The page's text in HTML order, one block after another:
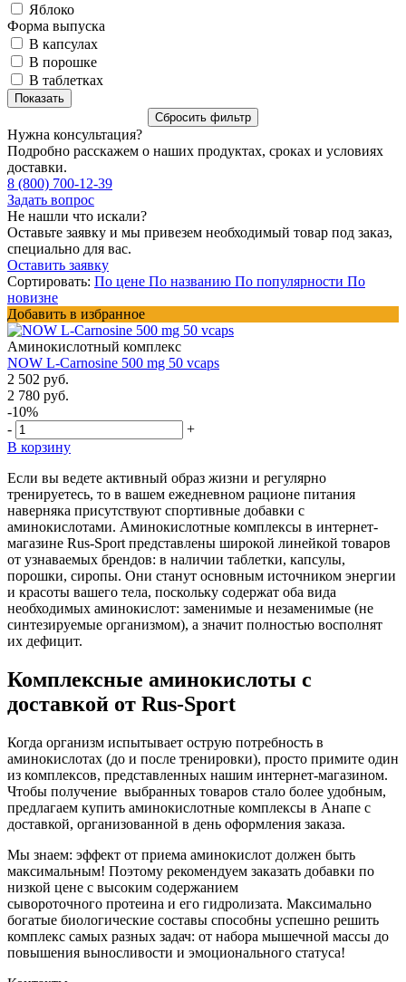
Яблоко
Форма выпуска
В капсулах
В порошке
В таблетках
Нужна консультация?
Подробно расскажем о наших продуктах, сроках и условиях
доставки.
8 (800) 700-12-39
Задать вопрос
Не нашли что искали?
Оставьте заявку и мы привезем необходимый товар под заказ,
специально для вас.
Оставить заявку
Сортировать: По цене По названию По популярности По
новизне
Добавить в избранное
Аминокислотный комплекс
NOW L-Carnosine 500 mg 50 vcaps
2 502 руб.
2 780 руб.
-10%
-
+
В корзину
Если вы ведете активный образ жизни и регулярно
тренируетесь, то в вашем ежедневном рационе питания
наверняка присутствуют спортивные добавки с
аминокислотами. Аминокислотные комплексы в интернет-
магазине Rus-Sport представлены широкой линейкой товаров
от узнаваемых брендов: в наличии таблетки, капсулы,
порошки, сиропы. Они станут основным источником энергии
и красоты вашего тела, поскольку содержат оба вида
необходимых аминокислот: заменимые и незаменимые (не
синтезируемые организмом), а значит полностью восполнят
их дефицит.
Комплексные аминокислоты с
доставкой от Rus-Sport
Когда организм испытывает острую потребность в
аминокислотах (до и после тренировки), просто примите один
из комплексов, представленных нашим интернет-магазином.
Чтобы получение выбранных товаров стало более удобным,
предлагаем купить аминокислотные комплексы в Анапе с
доставкой, организованной в день оформления заказа.
Мы знаем: эффект от приема аминокислот должен быть
максимальным! Поэтому рекомендуем заказать добавки по
низкой цене с высоким содержанием
сывороточного протеина и его гидролизата. Максимально
богатые биологические составы способны успешно решить
комплекс самых разных задач: от набора мышечной массы до
повышения выносливости и эмоционального статуса!